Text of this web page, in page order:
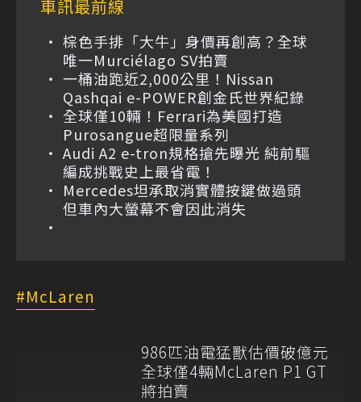
車訊最前線
棕色手排「大牛」身價再創高？全球
唯一Murciélago SV拍賣
一桶油跑近2,000公里！Nissan
Qashqai e-POWER創金氏世界紀錄
全球僅10輛！Ferrari為美國打造
Purosangue超限量系列
Audi A2 e-tron規格搶先曝光 純前驅
編成挑戰史上最省電！
Mercedes坦承取消實體按鍵做過頭
但車內大螢幕不會因此消失
McLaren
986匹油電猛獸估價破億元
全球僅4輛McLaren P1 GT
將拍賣